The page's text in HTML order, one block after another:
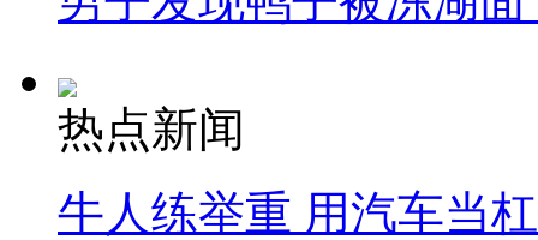
热点新闻
牛人练举重 用汽车当